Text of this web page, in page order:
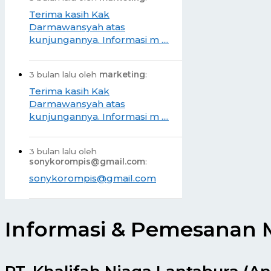
Terima kasih Kak
Darmawansyah atas
kunjungannya. Informasi m ....
3 bulan lalu oleh marketing:
Terima kasih Kak
Darmawansyah atas
kunjungannya. Informasi m ....
3 bulan lalu oleh
sonykorompis@gmail.com:
sonykorompis@gmail.com
Informasi & Pemesanan